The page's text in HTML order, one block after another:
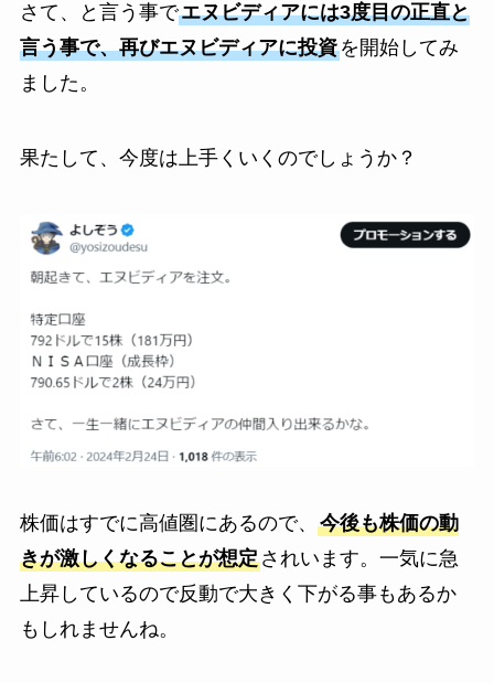
さて、と言う事でエヌビディアには3度目の正直と
言う事で、再びエヌビディアに投資を開始してみ
ました。
果たして、今度は上手くいくのでしょうか？
株価はすでに高値圏にあるので、 今後も株価の動
きが激しくなることが想定されいます。一気に急
上昇しているので反動で大きく下がる事もあるか
もしれませんね。